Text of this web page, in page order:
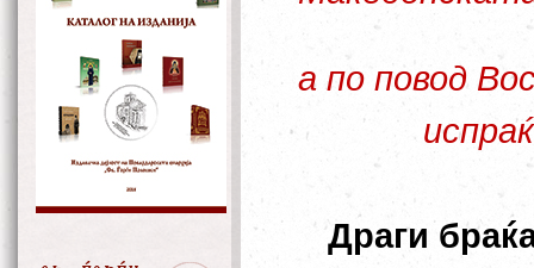
а по повод
Драги